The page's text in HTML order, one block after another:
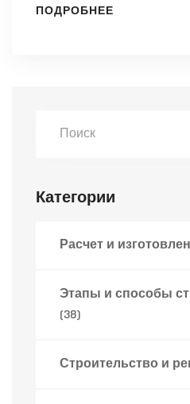
ПОДРОБНЕЕ
Категории
Расчет и
Этапы и способы
(38)
Строительство и